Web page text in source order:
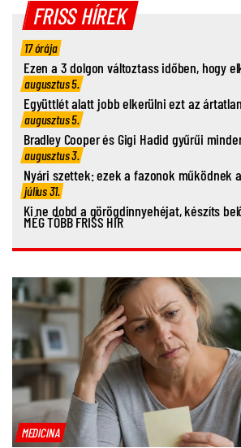
FRISS HÍREK
17 órája
Ezen a 3 dolgon változtass időben, hogy
augusztus 5.
Együttlét alatt jobb elkerülni ezt az
augusztus 5.
Bradley Cooper és Gigi Hadid gyűrűi
augusztus 3.
Nyári szettek: ezek a fazonok működnek
július 31.
Ki ne dobd a görögdinnyehéjat, készíts
MÉG TÖBB FRISS HÍR
MEDICINA